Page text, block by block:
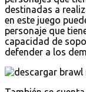
destinadas a
en este juego
personaje que
capacidad de
defender a los